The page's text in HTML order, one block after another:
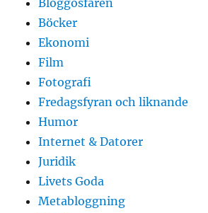
Bloggosfären
Böcker
Ekonomi
Film
Fotografi
Fredagsfyran och liknande
Humor
Internet & Datorer
Juridik
Livets Goda
Metabloggning